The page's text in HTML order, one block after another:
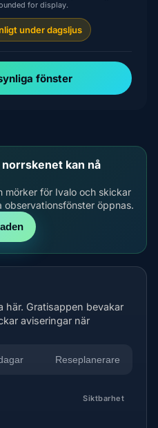
for display.
under dagsljus
fönster
kan nå
mörker för Ivalo och skickar
observationsfönster öppnas.
här. Gratisappen bevakar
aviseringar när
Reseplanerare
Siktbarhet